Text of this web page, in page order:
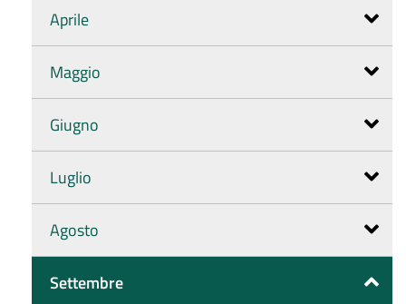
Aprile
Maggio
Giugno
Luglio
Agosto
Settembre